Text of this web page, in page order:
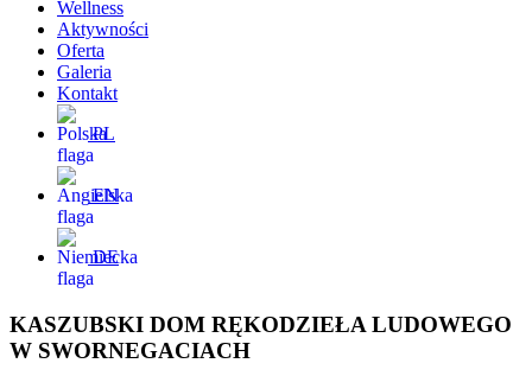
Wellness
Aktywności
Oferta
Galeria
Kontakt
PL
EN
DE
KASZUBSKI DOM RĘKODZIEŁA LUDOWEGO
W SWORNEGACIACH